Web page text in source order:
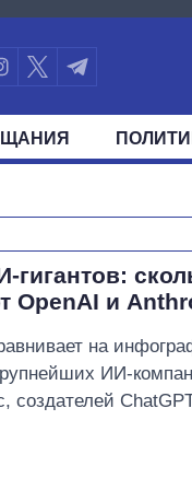
OpenAI и
на
ИИ-
создателей